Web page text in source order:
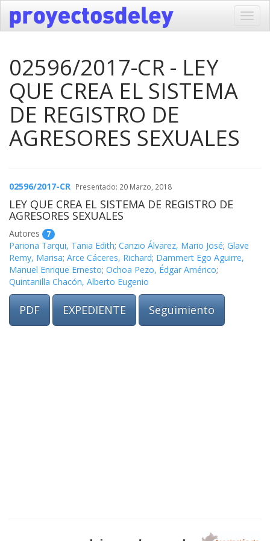
02596/2017-CR - LEY
QUE CREA EL SISTEMA
DE REGISTRO DE
AGRESORES SEXUALES
02596/2017-CR Presentado: 20 Marzo, 2018
LEY QUE CREA EL SISTEMA DE REGISTRO DE
AGRESORES SEXUALES
Autores 7
Pariona Tarqui, Tania Edith; Canzio Álvarez, Mario José; Glave
Remy, Marisa; Arce Cáceres, Richard; Dammert Ego Aguirre,
Manuel Enrique Ernesto; Ochoa Pezo, Édgar Américo;
Quintanilla Chacón, Alberto Eugenio
PDF EXPEDIENTE Seguimiento